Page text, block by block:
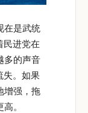
在是武统
民进党在
多的声音
失。如果
增强，拖
。